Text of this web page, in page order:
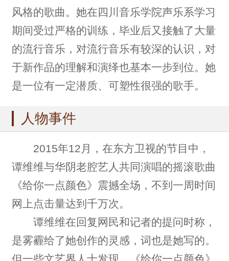
风格的歌曲。她在四川音乐学院声乐系学习
期间受过严格的训练，毕业后又接触了大量
的流行音乐，对流行音乐有较深的认识，对
于新作品的理解和演绎也基本一步到位。她
是一位有一定潜质、可塑性很强的歌手。
人物事件
2015年12月，在东方卫视的节目中，
谭维维与华阴老腔艺人共同演唱的摇滚歌曲
《给你一点颜色》震撼全场，不到一周时间
网上点击量达到千万次。
谭维维在回复网民和记者的提问时称，
是雾霾给了她创作的灵感，词也是她写的。
但一些文艺界人士发现，《给你一点颜色》